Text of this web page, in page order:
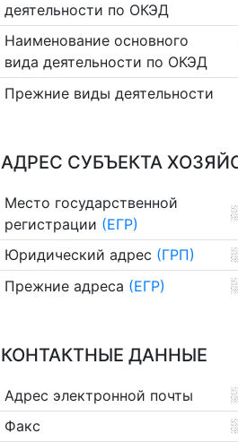
деятельности по ОКЭД
Наименование основного
вида деятельности по ОКЭД
Прежние виды деятельности
АДРЕС СУБЪЕКТА
Место государственной
регистрации (ЕГР)
Юридический адрес (ГРП)
Прежние адреса (ЕГР)
КОНТАКТНЫЕ ДАННЫЕ
Адрес электронной почты
Факс